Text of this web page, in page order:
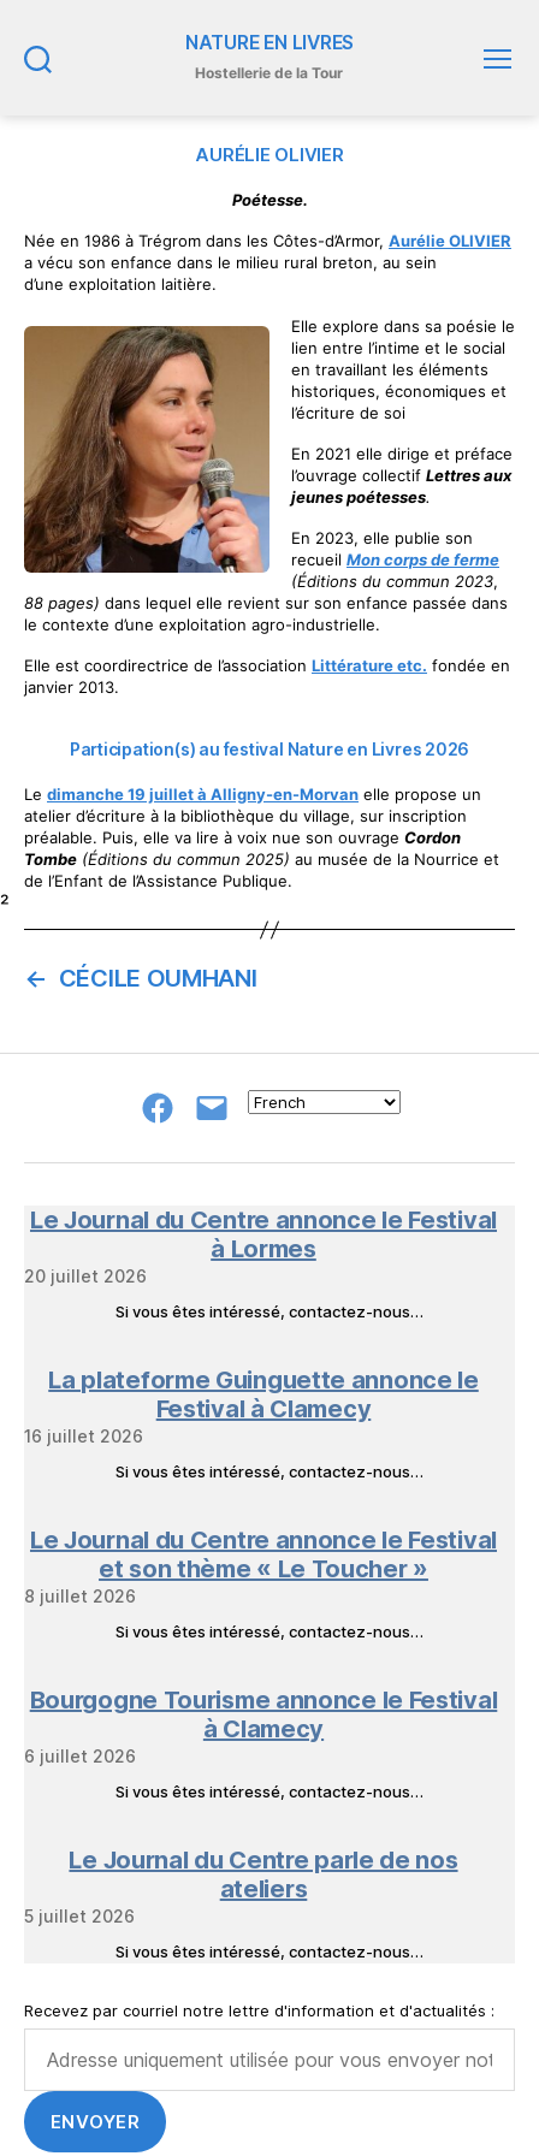
NATURE EN LIVRES
Hostellerie de la Tour
AURÉLIE OLIVIER
Poétesse.
Née en 1986 à Trégrom dans les Côtes-d’Armor, Aurélie OLIVIER
a vécu son enfance dans le milieu rural breton, au sein
d’une exploitation laitière.
Elle explore dans sa poésie le
lien entre l’intime et le social
en travaillant les éléments
historiques, économiques et
l’écriture de soi
En 2021 elle dirige et préface
l’ouvrage collectif Lettres aux
jeunes poétesses.
En 2023, elle publie son
recueil Moncorps de ferme
(Éditions du commun 2023,
88 pages) dans lequel elle revient sur son enfance passée dans
le contexte d’une exploitation agro-industrielle.
Elle est coordirectrice de l’association Littérature etc. fondée en
janvier 2013.
Participation(s) au festival Nature en Livres 2026
Le dimanche 19 juillet à Alligny-en-Morvan elle propose un
atelier d’écriture à la bibliothèque du village, sur inscription
préalable. Puis, elle va lire à voix nue son ouvrage Cordon
Tombe (Éditions du commun 2025) au musée de la Nourrice et
de l’Enfant de l’Assistance Publique.
²
← CÉCILE OUMHANI
Groupe
NeL
E-
à
Livres
Le Journal du Centre annonce le Festival
à Lormes
20 juillet 2026
Si vous êtes intéressé, contactez-nous…
La plateforme Guinguette annonce le
Festival à Clamecy
16 juillet 2026
Si vous êtes intéressé, contactez-nous…
Le Journal du Centre annonce le Festival
et son thème « Le Toucher »
8 juillet 2026
Si vous êtes intéressé, contactez-nous…
Bourgogne Tourisme annonce le Festival
à Clamecy
6 juillet 2026
Si vous êtes intéressé, contactez-nous…
Le Journal du Centre parle de nos
ateliers
5 juillet 2026
Si vous êtes intéressé, contactez-nous…
Recevez par courriel notre lettre d'information et d'actualités :